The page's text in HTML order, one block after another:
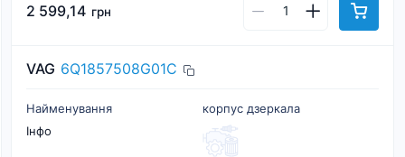
2 599,14 грн
VAG 6Q1857508G01C
Найменування
корпус дзеркала
Інфо